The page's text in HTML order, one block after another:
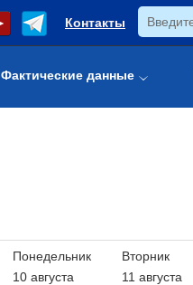
Контакты
Фактические данные
Понедельник
10 августа
Вторник
11 августа